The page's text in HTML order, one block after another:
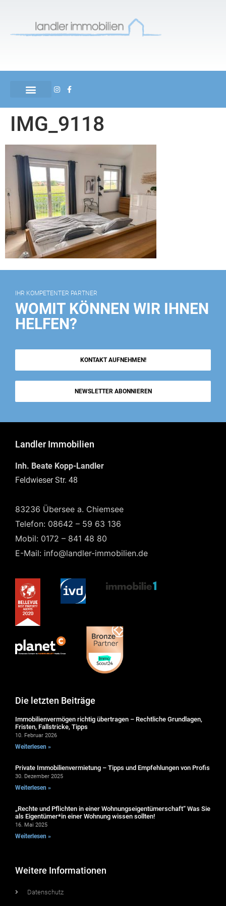
IMG_9118
IHR KOMPETENTER PARTNER
WOMIT KÖNNEN WIR IHNEN
HELFEN?
KONTAKT AUFNEHMEN!
NEWSLETTER ABONNIEREN
Landler Immobilien
Inh. Beate Kopp-Landler
Feldwieser Str. 48
83236 Übersee a. Chiemsee
Telefon: 08642 – 59 63 136
Mobil: 0172 – 841 48 80
E-Mail: info@landler-immobilien.de
Die letzten Beiträge
Immobilienvermögen richtig übertragen – Rechtliche Grundlagen,
Fristen, Fallstricke, Tipps
10. Februar 2026
Weiterlesen »
Private Immobilienvermietung – Tipps und Empfehlungen von Profis
30. Dezember 2025
Weiterlesen »
„Rechte und Pflichten in einer Wohnungseigentümerschaft“ Was Sie
als Eigentümer*in einer Wohnung wissen sollten!
16. Mai 2025
Weiterlesen »
Weitere Informationen
Datenschutz